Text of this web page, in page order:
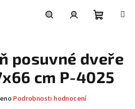
košík
posuvné dveře
cm P-4025
Podrobnosti hodnocení